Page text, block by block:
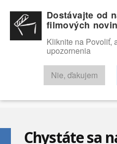
RECENZIE TRAILERY
Chystáte sa
Dostávajte od
filmových
Kliknite na Povoliť,
upozornenia
Nie, ďakujem